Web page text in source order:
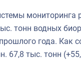
мониторинга
тонн водных
года. Как
67,8 тыс. тонн